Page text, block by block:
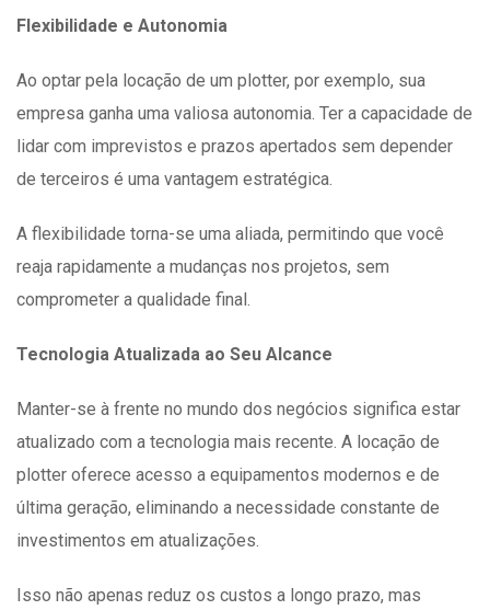
Flexibilidade e Autonomia
Ao optar pela locação de um plotter, por exemplo, sua
empresa ganha uma valiosa autonomia. Ter a capacidade de
lidar com imprevistos e prazos apertados sem depender
de terceiros é uma vantagem estratégica.
A flexibilidade torna-se uma aliada, permitindo que você
reaja rapidamente a mudanças nos projetos, sem
comprometer a qualidade final.
Tecnologia Atualizada ao Seu Alcance
Manter-se à frente no mundo dos negócios significa estar
atualizado com a tecnologia mais recente. A locação de
plotter oferece acesso a equipamentos modernos e de
última geração, eliminando a necessidade constante de
investimentos em atualizações.
Isso não apenas reduz os custos a longo prazo, mas